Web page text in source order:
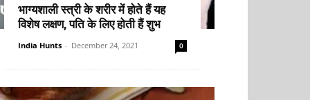
भाग्यशाली स्त्री के शरीर में होते हैं यह
विशेष लक्षण, पति के लिए होती हैं शुभ
India Hunts - December 24, 2021 0